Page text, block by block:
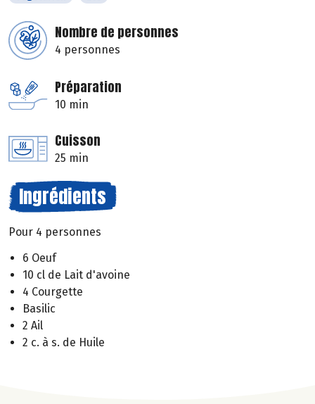
Nombre de personnes
4 personnes
Préparation
10 min
Cuisson
25 min
Ingrédients
Pour 4 personnes
6 Oeuf
10 cl de Lait d'avoine
4 Courgette
Basilic
2 Ail
2 c. à s. de Huile